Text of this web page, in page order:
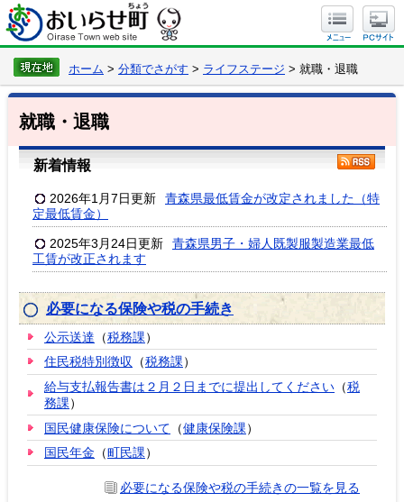
ホーム > 分類でさがす > ライフステージ > 就職・退職
就職・退職
新着情報
2026年1月7日更新
青森県最低賃金が改定されました（特
定最低賃金）
2025年3月24日更新
青森県男子・婦人既製服製造業最低
工賃が改正されます
必要になる保険や税の手続き
公示送達 （税務課）
住民税特別徴収 （税務課）
給与支払報告書は２月２日までに提出してください （税
務課）
国民健康保険について （健康保険課）
国民年金 （町民課）
必要になる保険や税の手続きの一覧を見る